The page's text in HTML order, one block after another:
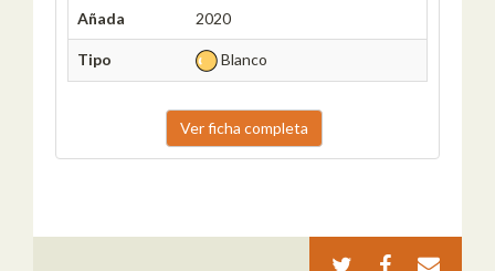
Añada 2020
Tipo Blanco
Ver ficha completa